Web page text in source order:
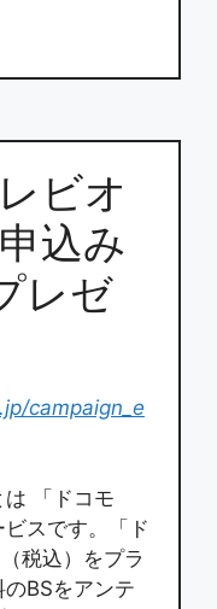
ビオ
込み
レゼ
campaign_e
は 「ドコモ
スです。「ド
税込）をプラ
BSをアンテ